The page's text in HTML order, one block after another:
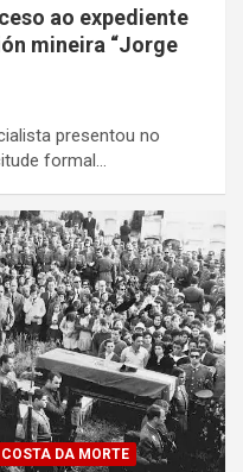
ao expediente
mineira “Jorge
presentou no
formal…
COSTA DA MORTE